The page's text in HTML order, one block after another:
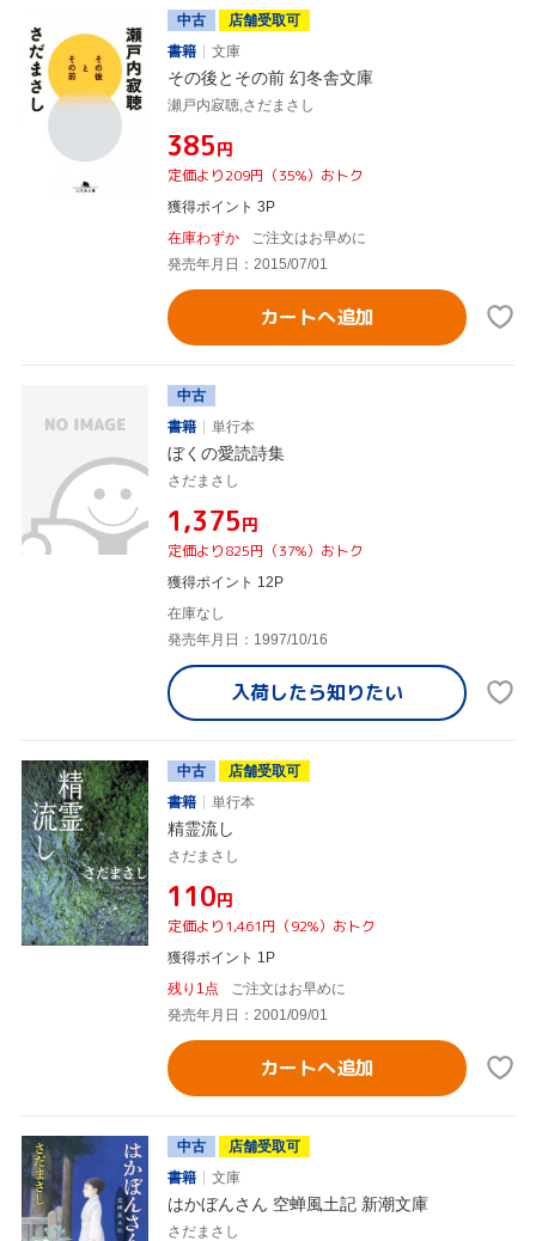
中古
店舗受取可
書籍
文庫
その後とその前 幻冬舎文庫
瀬戸内寂聴,さだまさし
¥385円
定価より209円（35%）おトク
獲得ポイント 3P
在庫わずか
ご注文はお早めに
発売年月日：2015/07/01
カートへ追加
中古
書籍
単行本
ぼくの愛読詩集
さだまさし
¥1,375円
定価より825円（37%）おトク
獲得ポイント 12P
在庫なし
発売年月日：1997/10/16
入荷したら知りたい
中古
店舗受取可
書籍
単行本
精霊流し
さだまさし
¥110円
定価より1,461円（92%）おトク
獲得ポイント 1P
残り1点
ご注文はお早めに
発売年月日：2001/09/01
カートへ追加
中古
店舗受取可
書籍
文庫
はかぼんさん 空蝉風土記 新潮文庫
さだまさし